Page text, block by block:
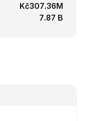
Kč307.36M
7.87 B